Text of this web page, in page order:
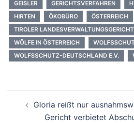
GEISLER GERICHTSVERFAHREN
HIRTEN
ÖKOBÜRO ÖSTERREICH
TIROLER LANDESVERWALTUNGSGERICHT
WÖLFE IN ÖSTERREICH
WOLFSSCHUTZ-DEUTSCHLAND E.V.
Gloria reißt nur
Gericht verbietet